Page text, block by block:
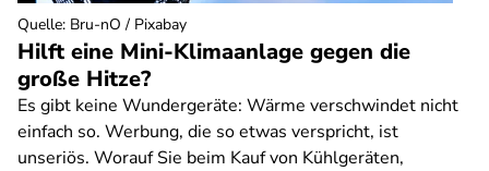
Hilft eine Mini-Klimaanlage gegen die
große Hitze?
Es gibt keine Wundergeräte: Wärme verschwindet nicht
einfach so. Werbung, die so etwas verspricht, ist
unseriös. Worauf Sie beim Kauf von Kühlgeräten,
Quelle: Bru-nO / Pixabay